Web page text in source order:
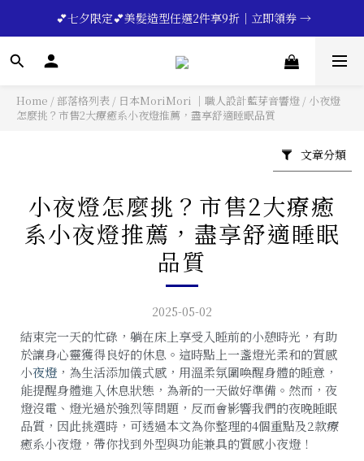
🔥💪My Superdad😍｜全館領券享9折｜立即領券 →
💕七夕限定💕美髮造型任選2件享9折｜立即領券 →
一分鐘登錄保固 | 買得安心又放心🔥▸▸
Home /部落格列表 / 日本MoriMori ｜職人設計藍芽音響燈 / 小夜燈
怎麼挑？市售2大療癒系小夜燈推薦，盡享舒適睡眠品質
文章分類
小夜燈怎麼挑？市售2大療癒
系小夜燈推薦，盡享舒適睡眠
品質
2025-05-02
結束完一天的忙碌，躺在床上享受入睡前的小憩時光，有助
於讓身心靈獲得良好的休息。這時點上一盞燈光柔和的質感
小夜燈 ，為生活添加儀式感，用溫柔氛圍喚醒身體的睡意，
能提醒身體進入休息狀態，為新的一天做好準備。然而，夜
燈沒電、燈光過於強烈等問題，反而會影響我們的夜晚睡眠
品質，因此挑選時，可透過本文為你整理的4個重點及2款療
癒系小夜燈，帶你找到外型與功能兼具的質感小夜燈！